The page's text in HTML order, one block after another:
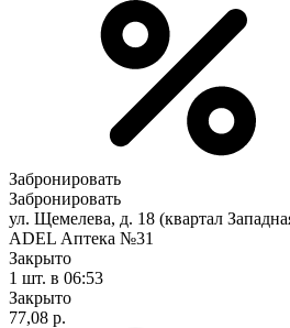
Забронировать
Забронировать
ул. Щемелева, д. 18 (квартал
ADEL Аптека №31
Закрыто
1 шт. в 06:53
Закрыто
77,08 р.